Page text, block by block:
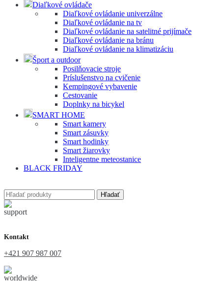
Diaľkové ovládače
Diaľkové ovládanie univerzálne
Diaľkové ovládanie na tv
Diaľkové ovládanie na satelitné prijímače
Diaľkové ovládanie na bránu
Diaľkové ovládanie na klimatizáciu
Šport a outdoor
Posilňovacie stroje
Príslušenstvo na cvičenie
Kempingové vybavenie
Cestovanie
Doplnky na bicykel
SMART HOME
Smart kamery
Smart zásuvky
Smart hodinky
Smart žiarovky
Inteligentne meteostanice
BLACK FRIDAY
Hľadať
Kontakt
+421 907 987 007